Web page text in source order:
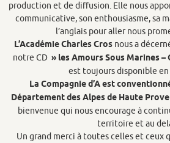
production et de diffusion. Elle nous
communicative, son enthousiasme, sa
l’anglais pour aller nous
L’Académie Charles Cros nous a
notre CD » les Amours Sous Marines –
est toujours disponible
La Compagnie d’A est
Département des Alpes de Haute
bienvenue qui nous encourage à
territoire et au
Un grand merci à toutes celles et ceux